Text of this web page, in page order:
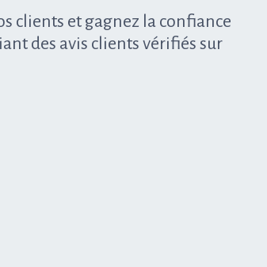
clients et gagnez la confiance
des avis clients vérifiés sur